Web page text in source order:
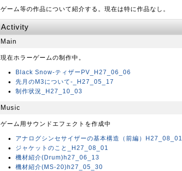
ゲーム等の作品について紹介する。現在は特に作品なし。
Activity
Main
現在ホラーゲームの制作中。
Black Snow-ティザーPV_H27_06_06
先月のM3について-_H27_05_17
制作状況_H27_10_03
Music
ゲーム用サウンドエフェクトを作成中
アナログシンセサイザーの基本構造（前編）H27_08_01
ジャケットのこと_H27_08_01
機材紹介(Drum)h27_06_13
機材紹介(MS-20)h27_05_30